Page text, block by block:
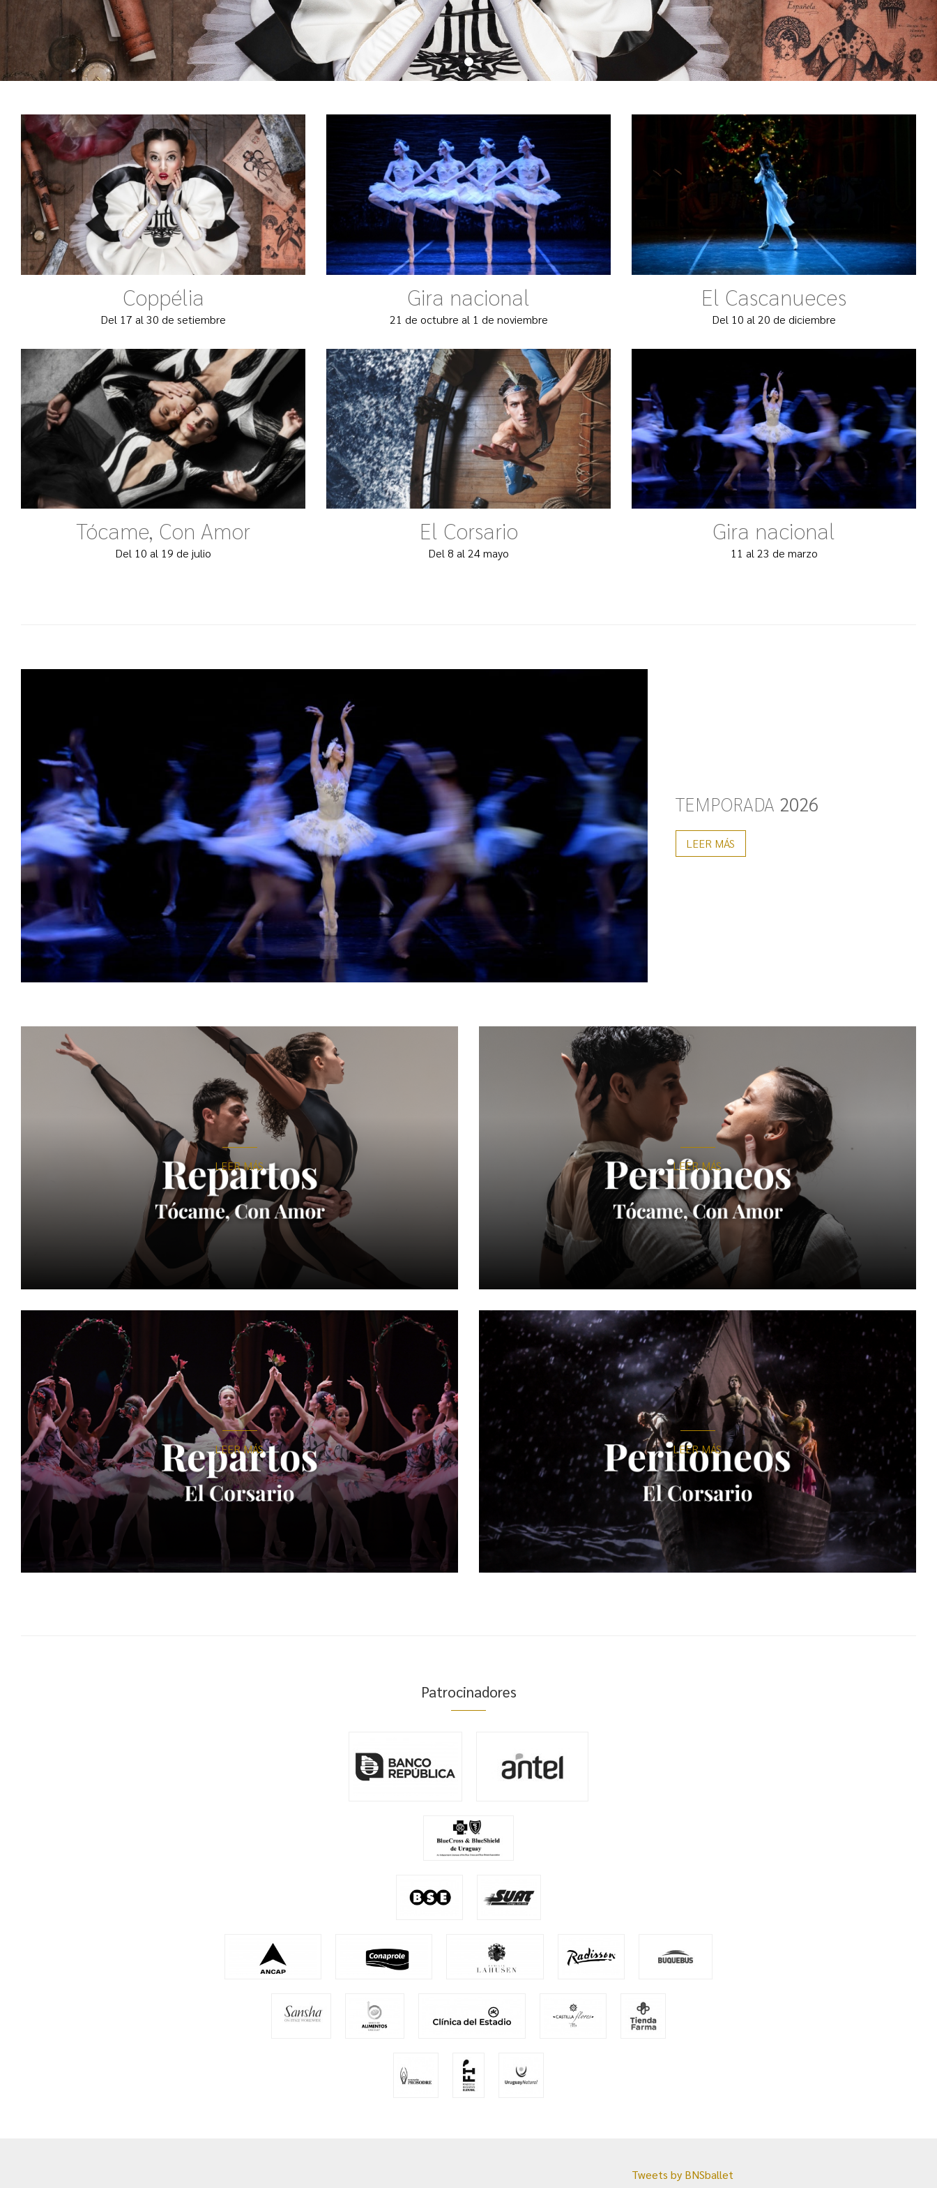
Coppélia
Del 17 al 30 de setiembre
Gira nacional
21 de octubre al 1 de noviembre
El Cascanueces
Del 10 al 20 de diciembre
Tócame, Con Amor
Del 10 al 19 de julio
El Corsario
Del 8 al 24 mayo
Gira nacional
11 al 23 de marzo
TEMPORADA 2026
LEER MÁS
LEER MÁS LEER MÁS
LEER MÁS LEER MÁS
Patrocinadores
Tweets by BNSballet